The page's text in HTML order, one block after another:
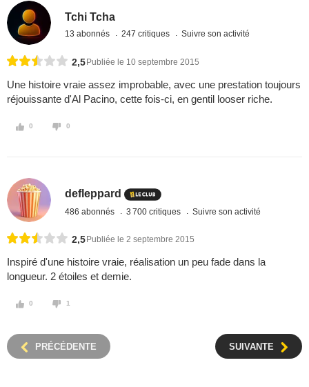
Tchi Tcha
13 abonnés 247 critiques Suivre son activité
2,5 Publiée le 10 septembre 2015
Une histoire vraie assez improbable, avec une prestation toujours
réjouissante d'Al Pacino, cette fois-ci, en gentil looser riche.
0 0
defleppard
486 abonnés 3 700 critiques Suivre son activité
2,5 Publiée le 2 septembre 2015
Inspiré d'une histoire vraie, réalisation un peu fade dans la
longueur. 2 étoiles et demie.
0 1
PRÉCÉDENTE SUIVANTE